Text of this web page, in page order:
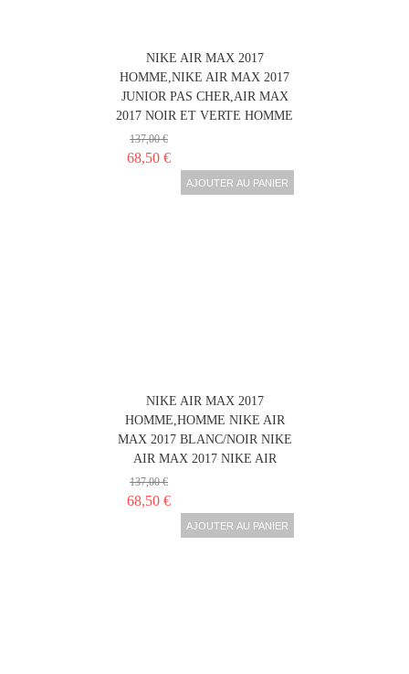
NIKE AIR MAX 2017
HOMME,NIKE AIR MAX 2017
JUNIOR PAS CHER,AIR MAX
2017 NOIR ET VERTE HOMME
137,00 €
68,50 €
AJOUTER AU PANIER
NIKE AIR MAX 2017
HOMME,HOMME NIKE AIR
MAX 2017 BLANC/NOIR NIKE
AIR MAX 2017 NIKE AIR
137,00 €
68,50 €
AJOUTER AU PANIER